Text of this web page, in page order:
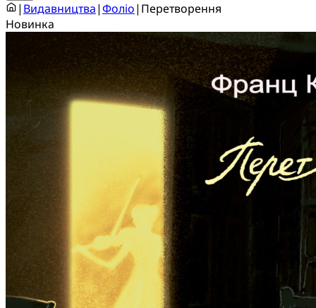
| Видавництва|Фоліо| Перетворення
Новинка